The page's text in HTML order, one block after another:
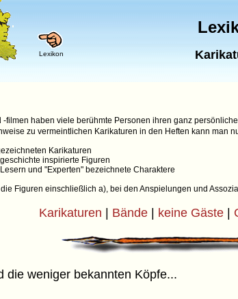
Lexikon
-filmen haben viele berühmte Personen ihren ganz
zu vermeintlichen Karikaturen in den Heften kann man
Karikaturen
inspirierte Figuren
und "Experten" bezeichnete Charaktere
Figuren einschließlich a), bei den Anspielungen und
Karikaturen Bände| keine Gäste|
die weniger bekannten Köpfe...